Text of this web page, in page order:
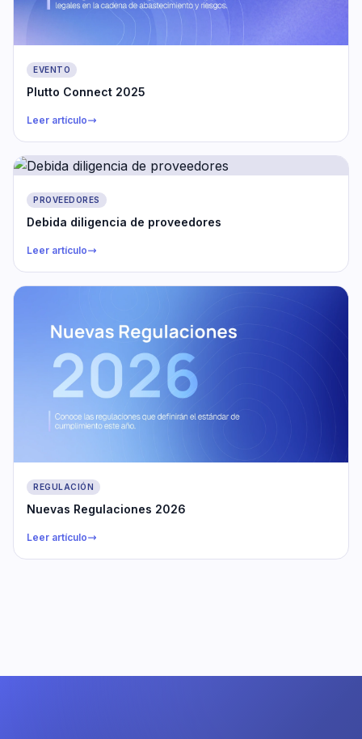
EVENTO
Plutto Connect 2025
Leer artículo
PROVEEDORES
Debida diligencia de proveedores
Leer artículo
REGULACIÓN
Nuevas Regulaciones 2026
Leer artículo